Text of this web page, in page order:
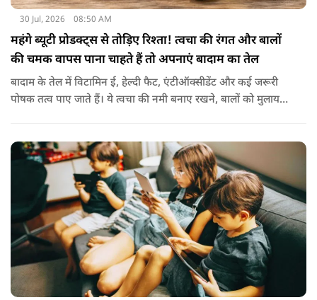
30 Jul, 2026 08:50 AM
महंगे ब्यूटी प्रोडक्ट्स से तोड़िए रिश्ता! त्वचा की रंगत और बालों
की चमक वापस पाना चाहते हैं तो अपनाएं बादाम का तेल
बादाम के तेल में विटामिन ई, हेल्दी फैट, एंटीऑक्सीडेंट और कई जरूरी
पोषक तत्व पाए जाते हैं। ये त्वचा की नमी बनाए रखने, बालों को मुलायम
पहले से ज्यादा मुलायम महसूस होते हैं। कुछ लोग बादाम के तेल को जैतून
के तेल के साथ मिलाकर भी इस्तेमाल करते हैं। इससे बालों की देखभाल
बेहतर तरीके से होती है। हालांकि अगर बाल बहुत ज्यादा झड़ रहे हों, तो
पहले त्वचा विशेषज्ञ से सलाह लेना जरूरी है।